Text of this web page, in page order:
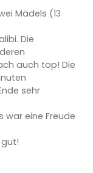
Mädels (13
Die
auch top! Die
sehr
war eine Freude